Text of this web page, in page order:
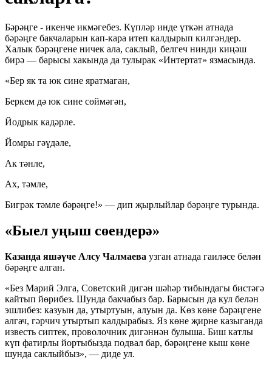
Бәрәңге - икенче икмәгебез. Күпләр инде үткән атнада
бәрәңге бакчаларын кап-кара итеп калдырып килгәндер.
Халык бәрәңгене ничек ала, саклый, белгеч нинди киңәш
бирә — барысы хакында да тулырак «Интертат» язмасында.
«Бер як та юк сине яратмаган,
Беркем дә юк сине сөймәгән,
Йодрык кадәрле.
Йомры гәүдәле,
Ак тәнле,
Ах, тәмле,
Бигрәк тәмле бәрәңге!» — дип җырлыйлар бәрәңге турында.
«Быел уңыш сөендерә»
Казанда яшәүче Алсу Чалмаева узган атнада гаиләсе белән
бәрәңге алган.
«Без Марий Элга, Советский дигән шәһәр тибындагы бистәгә
кайтып йөрибез. Шунда бакчабыз бар. Барысын да кул белән
эшлибез: казуын да, утыртуын, алуын да. Көз көне бәрәңгене
алгач, гәрчич утыртып калдырабыз. Яз көне җирне казыганда
известь сиптек, проволочник дигәннән булыша. Биш катлы
күп фатирлы йортыбызда подвал бар, бәрәңгене кыш көне
шунда саклыйбыз», — диде ул.